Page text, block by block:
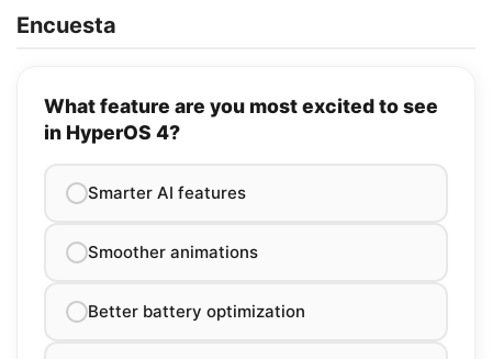
Encuesta
What feature are you most excited to see
in HyperOS 4?
Smarter AI features
Smoother animations
Better battery optimization